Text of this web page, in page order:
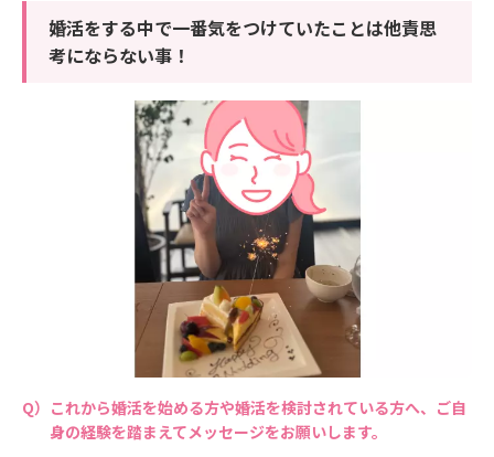
婚活をする中で一番気をつけていたことは他責思
考にならない事！
これから婚活を始める方や婚活を検討されている方へ、ご自
身の経験を踏まえてメッセージをお願いします。